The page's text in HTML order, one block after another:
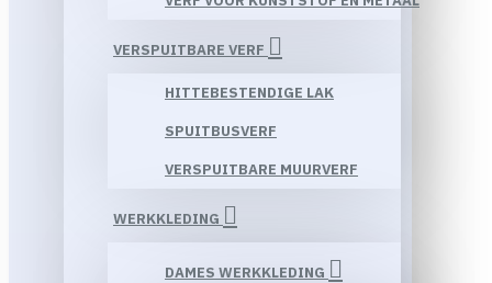
VERSPUITBARE VERF
HITTEBESTENDIGE LAK
SPUITBUSVERF
VERSPUITBARE MUURVERF
WERKKLEDING
DAMES WERKKLEDING